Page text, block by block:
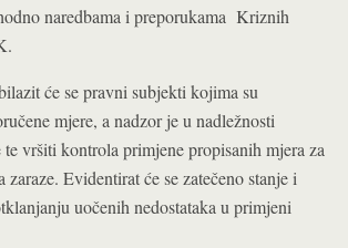
naredbama i preporukama Kriznih
će se pravni subjekti kojima su
mjere, a nadzor je u nadležnosti
te vršiti kontrola primjene propisanih mjera za
zaraze. Evidentirat će se zatečeno stanje i
uočenih nedostataka u primjeni